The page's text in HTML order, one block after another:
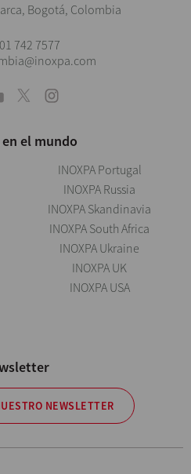
Bogotá, Colombia
742 7577
en el mundo
INOXPA Portugal
INOXPA Russia
INOXPA Skandinavia
INOXPA South Africa
INOXPA Ukraine
INOXPA UK
INOXPA USA
NEWSLETTER